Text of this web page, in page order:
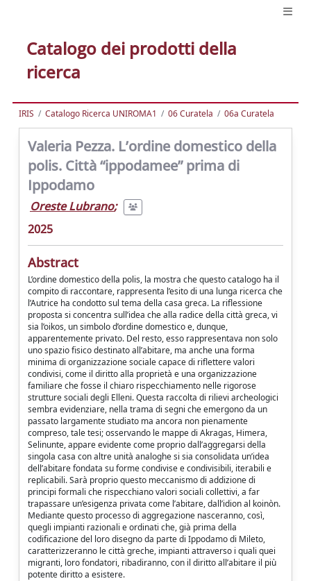
Catalogo dei prodotti della
ricerca
IRIS Catalogo Ricerca UNIROMA1 06 Curatela 06a Curatela
Valeria Pezza. L’ordine domestico della
polis. Città “ippodamee” prima di
Ippodamo
Oreste Lubrano;
2025
Abstract
L’ordine domestico della polis, la mostra che questo catalogo ha il
compito di raccontare, rappresenta l’esito di una lunga ricerca che
l’Autrice ha condotto sul tema della casa greca. La riflessione
proposta si concentra sull’idea che alla radice della città greca, vi
sia l’oikos, un simbolo d’ordine domestico e, dunque,
apparentemente privato. Del resto, esso rappresentava non solo
uno spazio fisico destinato all’abitare, ma anche una forma
minima di organizzazione sociale capace di riflettere valori
condivisi, come il diritto alla proprietà e una organizzazione
familiare che fosse il chiaro rispecchiamento nelle rigorose
strutture sociali degli Elleni. Questa raccolta di rilievi archeologici
sembra evidenziare, nella trama di segni che emergono da un
passato largamente studiato ma ancora non pienamente
compreso, tale tesi; osservando le mappe di Akragas, Himera,
Selinunte, appare evidente come proprio dall’aggregarsi della
singola casa con altre unità analoghe si sia consolidata un’idea
dell’abitare fondata su forme condivise e condivisibili, iterabili e
replicabili. Sarà proprio questo meccanismo di addizione di
principi formali che rispecchiano valori sociali collettivi, a far
trapassare un’esigenza privata come l’abitare, dall’idion al koinòn.
Mediante questo processo di aggregazione nasceranno, così,
quegli impianti razionali e ordinati che, già prima della
codificazione del loro disegno da parte di Ippodamo di Mileto,
caratterizzeranno le città greche, impianti attraverso i quali quei
migranti, loro fondatori, ribadiranno, con il diritto all’abitare il più
potente diritto a esistere.